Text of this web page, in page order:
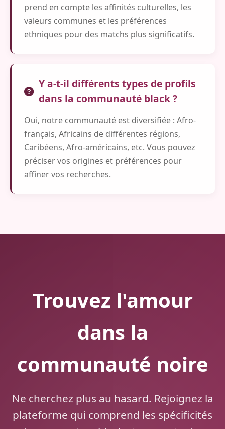
prend en compte les affinités culturelles, les
valeurs communes et les préférences
ethniques pour des matchs plus significatifs.
Y a-t-il différents types de profils
dans la communauté black ?
Oui, notre communauté est diversifiée : Afro-
français, Africains de différentes régions,
Caribéens, Afro-américains, etc. Vous pouvez
préciser vos origines et préférences pour
affiner vos recherches.
Trouvez l'amour
dans la
communauté noire
Ne cherchez plus au hasard. Rejoignez la
plateforme qui comprend les spécificités